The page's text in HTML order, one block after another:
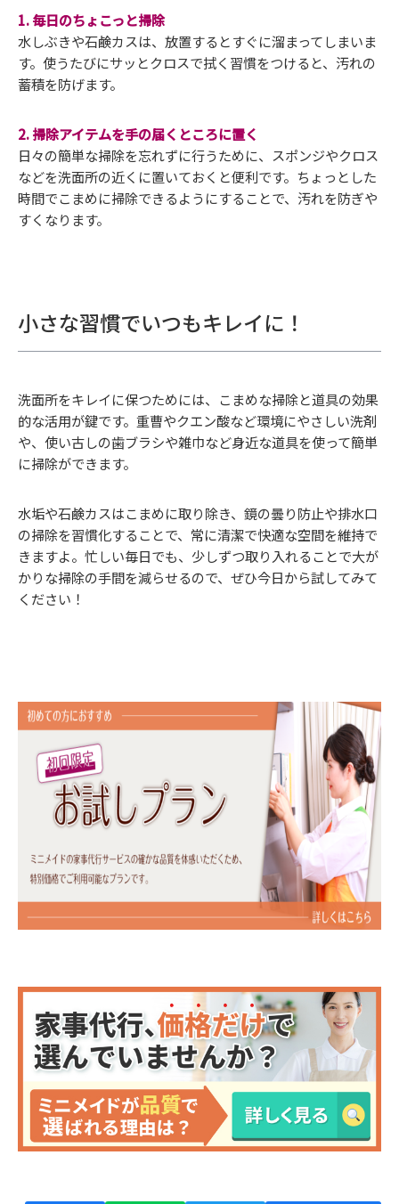
1. 毎日のちょこっと掃除
水しぶきや石鹸カスは、放置するとすぐに溜まってしまいま
す。使うたびにサッとクロスで拭く習慣をつけると、汚れの
蓄積を防げます。
2. 掃除アイテムを手の届くところに置く
日々の簡単な掃除を忘れずに行うために、スポンジやクロス
などを洗面所の近くに置いておくと便利です。ちょっとした
時間でこまめに掃除できるようにすることで、汚れを防ぎや
すくなります。
小さな習慣でいつもキレイに！
洗面所をキレイに保つためには、こまめな掃除と道具の効果
的な活用が鍵です。重曹やクエン酸など環境にやさしい洗剤
や、使い古しの歯ブラシや雑巾など身近な道具を使って簡単
に掃除ができます。
水垢や石鹸カスはこまめに取り除き、鏡の曇り防止や排水口
の掃除を習慣化することで、常に清潔で快適な空間を維持で
きますよ。忙しい毎日でも、少しずつ取り入れることで大が
かりな掃除の手間を減らせるので、ぜひ今日から試してみて
ください！